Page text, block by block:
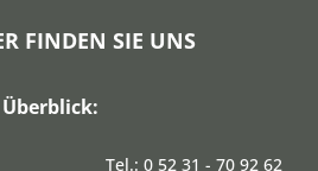
FINDEN SIE UNS
Tel.: 0 52 31 - 70 92 62